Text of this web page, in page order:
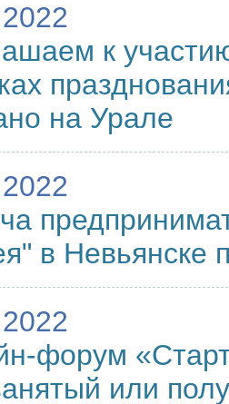
к
на Урале
в Невьянске
форум
или